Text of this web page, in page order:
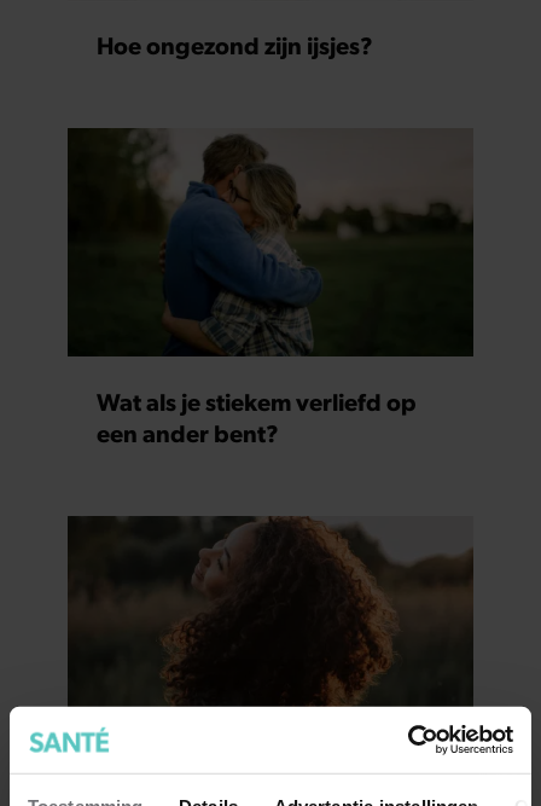
Hoe ongezond zijn ijsjes?
Wat als je stiekem verliefd op
een ander bent?